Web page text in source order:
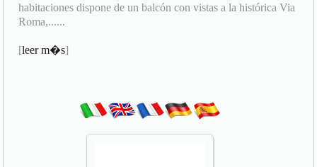
habitaciones dispone de un balcón con vistas a la histórica Via
Roma,......
[leer m�s]